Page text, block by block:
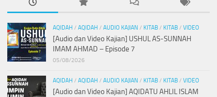
AQIDAH / AQIDAH / AUDIO KAJIAN / KITAB / KITAB / VIDEO
[Audio dan Video Kajian] USHUL AS-SUNNAH
IMAM AHMAD – Episode 7
05/08/2026
AQIDAH / AQIDAH / AUDIO KAJIAN / KITAB / KITAB / VIDEO
[Audio dan Video Kajian] AQIDATU AHLIL ISLAM